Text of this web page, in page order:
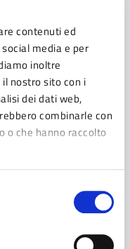
contenuti ed
media e per
inoltre
nostro sito con i
dei dati web,
combinarle con
o che hanno raccolto
dei
sostegno
canoni di